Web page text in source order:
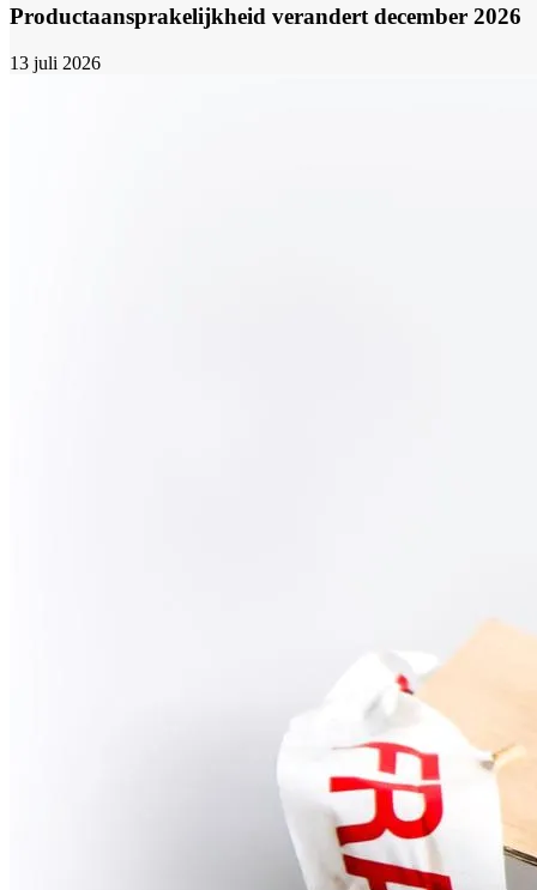
Productaansprakelijkheid verandert december 2026
13 juli 2026